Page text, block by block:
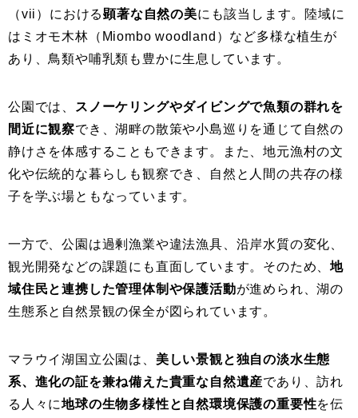
（vii）における顕著な自然の美にも該当します。陸域に
はミオモ木林（Miombo woodland）など多様な植生が
あり、鳥類や哺乳類も豊かに生息しています。
公園では、
スノーケリングやダイビングで魚類の群れを
間近に観察でき、湖畔の散策や小島巡りを通じて自然の
静けさを体感することもできます。また、地元漁村の文
化や伝統的な暮らしも観察でき、自然と人間の共存の様
子を学ぶ場ともなっています。
一方で、公園は過剰漁業や違法漁具、沿岸水質の変化、
観光開発などの課題にも直面しています。そのため、地
域住民と連携した管理体制や保護活動が進められ、湖の
生態系と自然景観の保全が図られています。
マラウイ湖国立公園は、 美しい景観と独自の淡水生態
系、進化の証を兼ね備えた貴重な自然遺産であり、訪れ
る人々に地球の生物多様性と自然環境保護の重要性を伝